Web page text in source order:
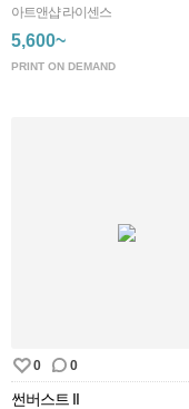
아트앤샵 라이센스
5,600~
PRINT ON DEMAND
0 0
썬버스트 II